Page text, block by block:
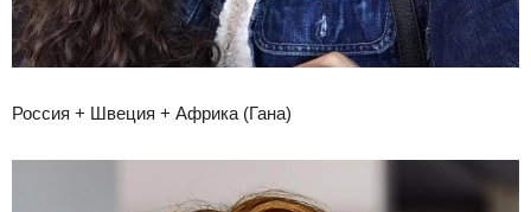
Россия + Швеция + Африка (Гана)